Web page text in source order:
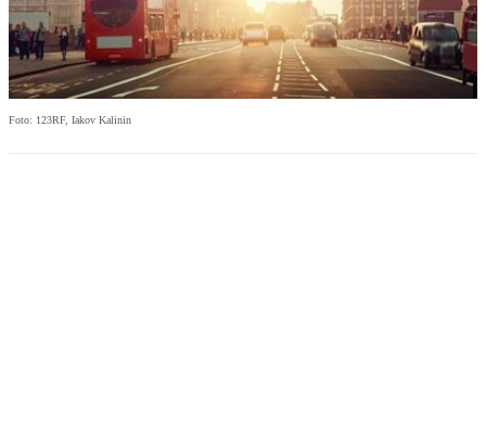
Foto: 123RF, Iakov Kalinin